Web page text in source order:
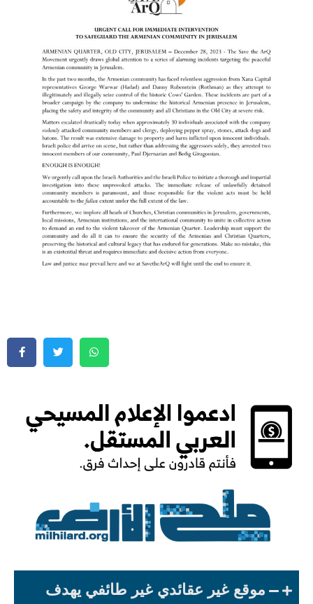
موقع غير عقائدي غير طائفي يهدف